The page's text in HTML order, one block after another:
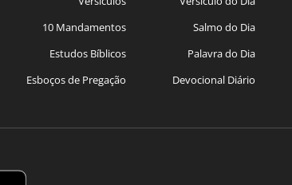
10 Mandamentos
Estudos Bíblicos
Esboços de Pregação
Salmo do Dia
Palavra do Dia
Devocional Diário